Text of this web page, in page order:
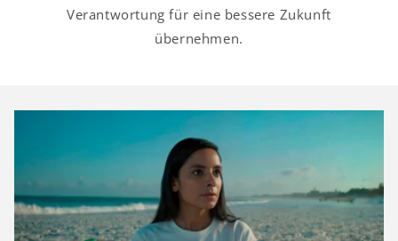
Verantwortung für eine bessere Zukunft
übernehmen.